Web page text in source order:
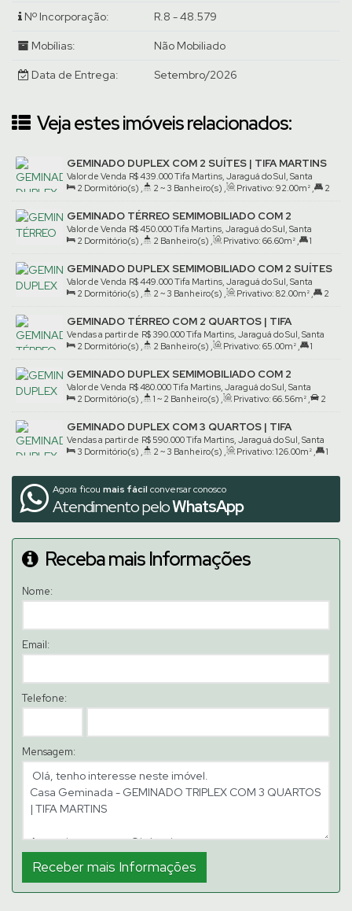
Nº Incorporação: R.8 - 48.579
Mobílias: Não Mobiliado
Data de Entrega: Setembro/2026
Veja estes imóveis relacionados:
GEMINADO DUPLEX COM 2 SUÍTES | TIFA MARTINS
R$439.000
Valor de Venda
Tifa Martins, Jaraguá do Sul, Santa
Catarina, Brasil
2 Dormitório(s) , 2 ~ 3 Banheiro(s) , Privativo: 92.00m² ,
2
GEMINADO TÉRREO SEMIMOBILIADO COM 2
QUARTOS | TIFA MARTINS
R$450.000
Valor de Venda
Tifa Martins, Jaraguá do Sul, Santa
Catarina, Brasil
2 Dormitório(s) , 2 Banheiro(s) , Privativo: 66.60m² ,
1
GEMINADO DUPLEX SEMIMOBILIADO COM 2 SUÍTES
| TIFA MARTINS
R$449.000
Valor de Venda
Tifa Martins, Jaraguá do Sul, Santa
Catarina, Brasil
2 Dormitório(s) , 2 ~ 3 Banheiro(s) , Privativo: 82.00m² ,
2
GEMINADO TÉRREO COM 2 QUARTOS | TIFA
MARTINS
R$ 390.000
Vendas a partir de
Tifa Martins, Jaraguá do Sul, Santa
Catarina, Brasil
2 Dormitório(s) , 2 Banheiro(s) , Privativo: 65.00m² ,
1
GEMINADO DUPLEX SEMIMOBILIADO COM 2
QUARTOS | TIFA MARTINS
R$480.000
Valor de Venda
Tifa Martins, Jaraguá do Sul, Santa
Catarina, Brasil
2 Dormitório(s) , 1 ~ 2 Banheiro(s) , Privativo: 66.56m² ,
2
GEMINADO DUPLEX COM 3 QUARTOS | TIFA
MARTINS
R$ 590.000
Vendas a partir de
Tifa Martins, Jaraguá do Sul, Santa
Catarina, Brasil
3 Dormitório(s) , 2 ~ 3 Banheiro(s) , Privativo: 126.00m² ,
1
Agora ficou mais fácil conversar conosco
Atendimento peloWhatsApp
Receba mais Informações
Nome:
Email:
Telefone:
Mensagem: